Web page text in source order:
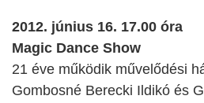
2012. június 16. 17.00 óra
Magic Dance Show
21 éve működik művelődési
Gombosné Berecki Ildikó és